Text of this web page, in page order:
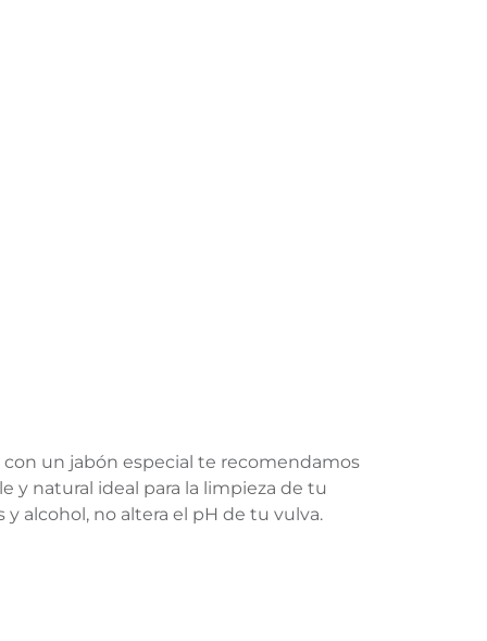
un jabón especial te recomendamos
y natural ideal para la limpieza de tu
alcohol, no altera el pH de tu vulva.